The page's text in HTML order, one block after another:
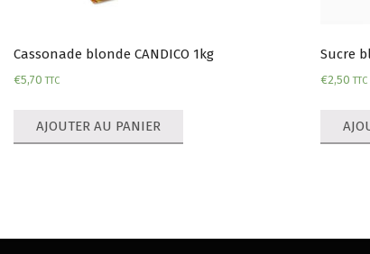
Cassonade blonde CANDICO 1kg
€5,70 TTC
AJOUTER AU PANIER
Sucre
€2,50 TTC